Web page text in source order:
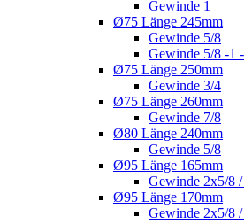
Gewinde 1
Ø75 Länge 245mm
Gewinde 5/8
Gewinde 5/8 -1
Ø75 Länge 250mm
Gewinde 3/4
Ø75 Länge 260mm
Gewinde 7/8
Ø80 Länge 240mm
Gewinde 5/8
Ø95 Länge 165mm
Gewinde 2x5/8
Ø95 Länge 170mm
Gewinde 2x5/8